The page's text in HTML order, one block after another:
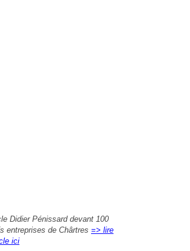
Didier Pénissard devant 100
entreprises de Chârtres => lire
ici